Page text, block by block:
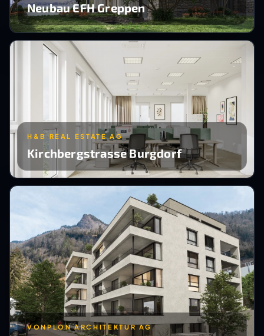
Neubau EFH Greppen
H&B REAL ESTATE AG
Kirchbergstrasse Burgdorf
VONPLON ARCHITEKTUR AG